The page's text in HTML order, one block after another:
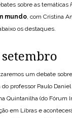
sobre as temáticas
mundo, com Cristina
os destaques.
um debate
professor Paulo
Quintanilha (do
em Libras e